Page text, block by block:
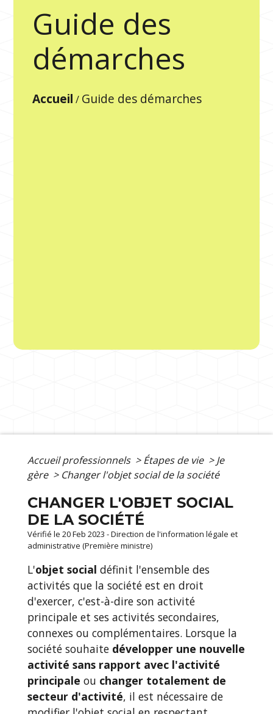
Guide des
démarches
Accueil / Guide des démarches
Accueil professionnels > Étapes de vie > Je
gère > Changer l'objet social de la société
CHANGER L'OBJET SOCIAL
DE LA SOCIÉTÉ
Vérifié le 20 Feb 2023 - Direction de l'information légale et
administrative (Première ministre)
L'objet social définit l'ensemble des
activités que la société est en droit
d'exercer, c'est-à-dire son activité
principale et ses activités secondaires,
connexes ou complémentaires. Lorsque la
société souhaite développer une nouvelle
activité sans rapport avec l'activité
principale ou changer totalement de
secteur d'activité, il est nécessaire de